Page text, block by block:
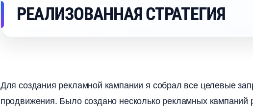
РЕАЛИЗОВАННАЯ СТРАТЕГИЯ
Для создания рекламной кампании я собрал все целевые
продвижения. Было создано несколько рекламных кампаний